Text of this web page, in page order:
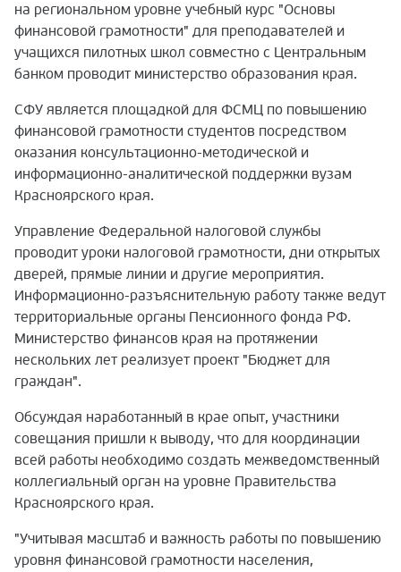
на региональном уровне учебный курс "Основы
финансовой грамотности" для преподавателей и
учащихся пилотных школ совместно с Центральным
банком проводит министерство образования края.
СФУ является площадкой для ФСМЦ по повышению
финансовой грамотности студентов посредством
оказания консультационно-методической и
информационно-аналитической поддержки вузам
Красноярского края.
Управление Федеральной налоговой службы
проводит уроки налоговой грамотности, дни открытых
дверей, прямые линии и другие мероприятия.
Информационно-разъяснительную работу также ведут
территориальные органы Пенсионного фонда РФ.
Министерство финансов края на протяжении
нескольких лет реализует проект "Бюджет для
граждан".
Обсуждая наработанный в крае опыт, участники
совещания пришли к выводу, что для координации
всей работы необходимо создать межведомственный
коллегиальный орган на уровне Правительства
Красноярского края.
"Учитывая масштаб и важность работы по повышению
уровня финансовой грамотности населения,